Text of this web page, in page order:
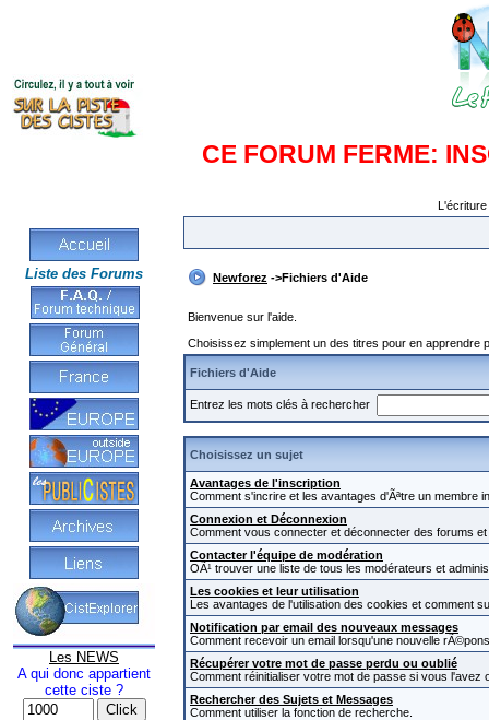
CE FORUM FERME:
Liste des Forums
Les NEWS
A qui donc appartient
cette ciste ?
Newforez ->Fichiers d'Aide
Bienvenue sur l'aide.
Choisissez simplement un des titres pour en
Fichiers d'Aide
Entrez les mots clés à rechercher
Choisissez un sujet
Avantages de l'inscription
Comment s'incrire et les avantages d'Ãªtre un membre
Connexion et Déconnexion
Comment vous connecter et déconnecter des forums
Contacter l'équipe de modération
OÃ¹ trouver une liste de tous les modérateurs et
Les cookies et leur utilisation
Les avantages de l'utilisation des cookies et comment
Notification par email des nouveaux messages
Comment recevoir un email lorsqu'une nouvelle
Récupérer votre mot de passe perdu ou oublié
Comment réinitialiser votre mot de passe si vous l'avez
Rechercher des Sujets et Messages
Comment utiliser la fonction de recherche.